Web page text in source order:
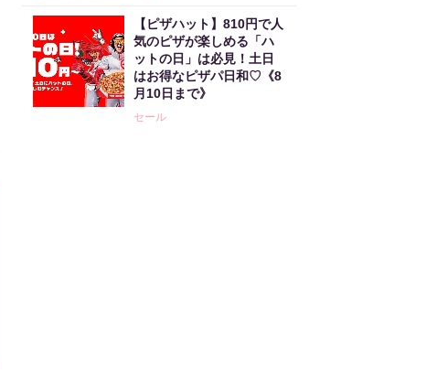
【ピザハット】810円で人
気のピザが楽しめる「ハ
ットの日」は必見！土日
はお得なピザパ日和♡《8
月10日まで》
セール